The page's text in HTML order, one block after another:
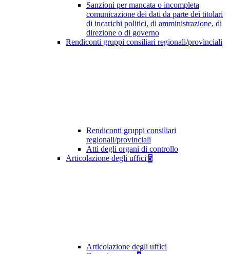
Sanzioni per mancata o incompleta
comunicazione dei dati da parte dei titolari
di incarichi politici, di amministrazione, di
direzione o di governo
Rendiconti gruppi consiliari regionali/provinciali
Rendiconti gruppi consiliari
regionali/provinciali
Atti degli organi di controllo
Articolazione degli uffici 5
Articolazione degli uffici